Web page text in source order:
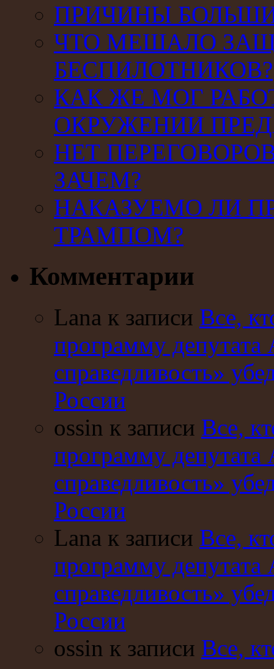
ПРИЧИНЫ
ЧТО МЕШАЛО
БЕСПИЛОТНИКОВ?
КАК ЖЕ МОГ
ОКРУЖЕНИИ
НЕТ
ЗАЧЕМ?
НАКАЗУЕМО ЛИ
ТРАМПОМ?
Комментарии
Lana к записи Все,
программу
справедливость»
России
ossin к записи Все,
программу
справедливость»
России
Lana к записи Все,
программу
справедливость»
России
ossin к записи Все,